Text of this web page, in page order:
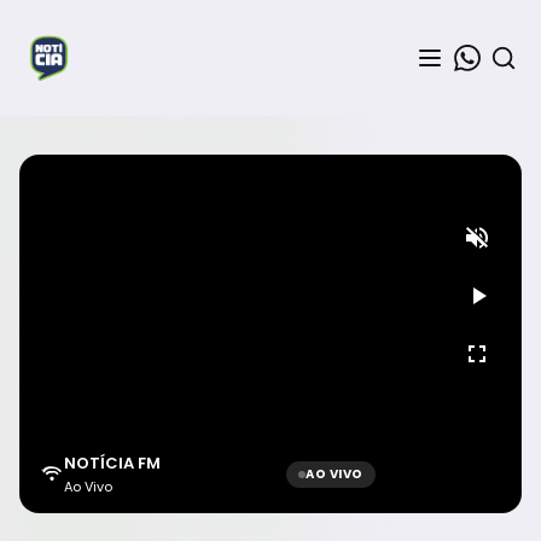
NOTÍCIA FM
Ao Vivo
AO VIVO